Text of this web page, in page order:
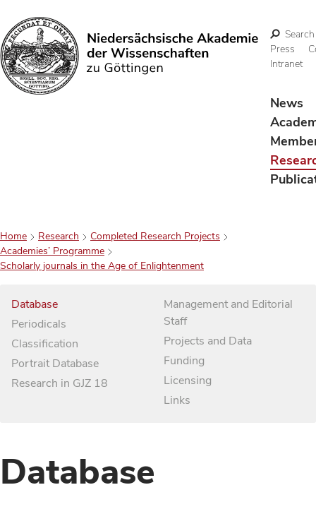
Search
Search
Press
Intranet
News
Home Research
Completed Research Projects
Academies’ Programme
Scholarly journals in the Age of Enlightenment
Database
Periodicals
Classification
Portrait Database
Research in GJZ 18
Management and Editorial
Staff
Projects and Data
Funding
Licensing
Links
Database